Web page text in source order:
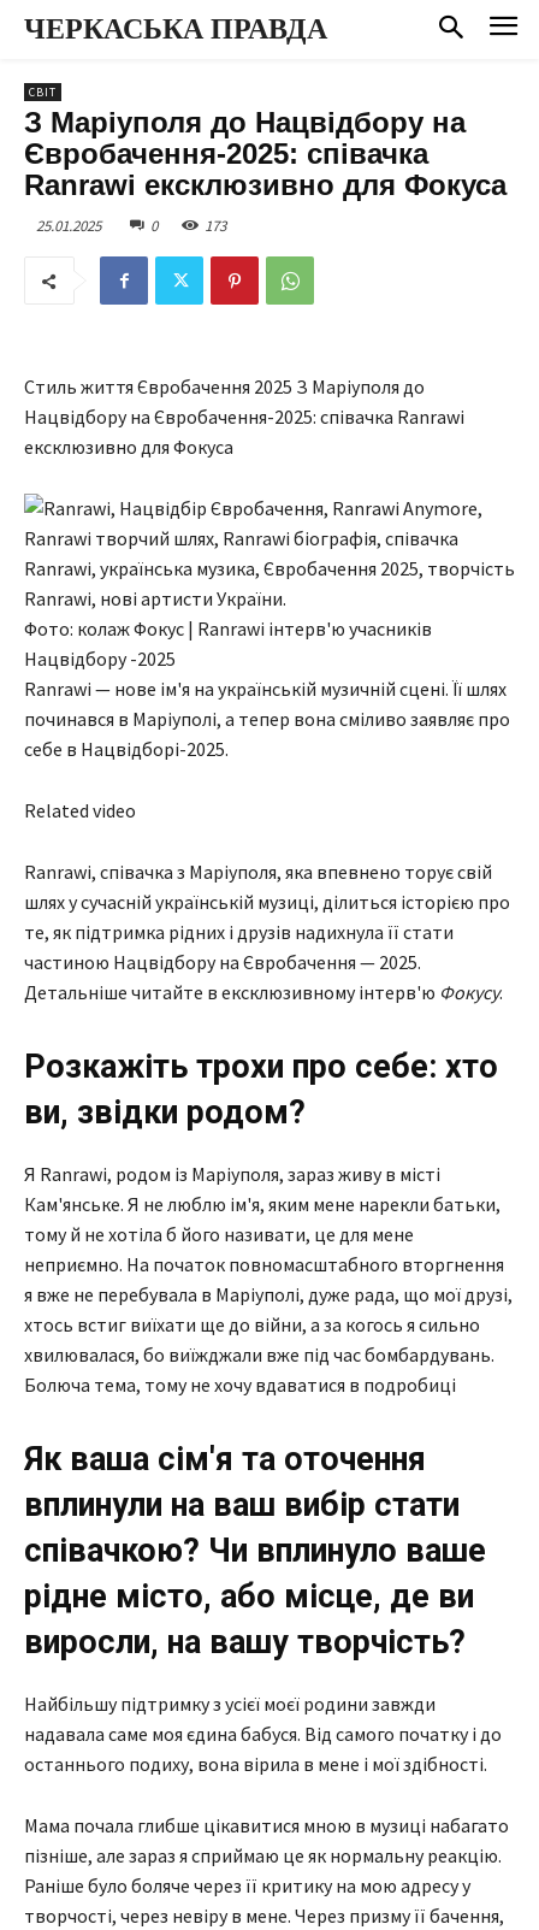
ЧЕРКАСЬКА ПРАВДА
СВІТ
З Маріуполя до Нацвідбору на
Євробачення-2025: співачка
Ranrawi ексклюзивно для Фокуса
25.01.2025 0 173
Стиль життя Євробачення 2025 З Маріуполя до
Нацвідбору на Євробачення-2025: співачка Ranrawi
ексклюзивно для Фокуса
Фото: колаж Фокус | Ranrawi інтерв'ю учасників
Нацвідбору -2025
Ranrawi — нове ім'я на українській музичній сцені. Її шлях
починався в Маріуполі, а тепер вона сміливо заявляє про
себе в Нацвідборі-2025.
Related video
Ranrawi, співачка з Маріуполя, яка впевнено торує свій
шлях у сучасній українській музиці, ділиться історією про
те, як підтримка рідних і друзів надихнула її стати
частиною Нацвідбору на Євробачення — 2025.
Детальніше читайте в ексклюзивному інтерв'ю Фокусу.
Розкажіть трохи про себе: хто
ви, звідки родом?
Я Ranrawi, родом із Маріуполя, зараз живу в місті
Кам'янське. Я не люблю ім'я, яким мене нарекли батьки,
тому й не хотіла б його називати, це для мене
неприємно. На початок повномасштабного вторгнення
я вже не перебувала в Маріуполі, дуже рада, що мої друзі,
хтось встиг виїхати ще до війни, а за когось я сильно
хвилювалася, бо виїжджали вже під час бомбардувань.
Болюча тема, тому не хочу вдаватися в подробиці
Як ваша сім'я та оточення
вплинули на ваш вибір стати
співачкою? Чи вплинуло ваше
рідне місто, або місце, де ви
виросли, на вашу творчість?
Найбільшу підтримку з усієї моєї родини завжди
надавала саме моя єдина бабуся. Від самого початку і до
останнього подиху, вона вірила в мене і мої здібності.
Мама почала глибше цікавитися мною в музиці набагато
пізніше, але зараз я сприймаю це як нормальну реакцію.
Раніше було боляче через її критику на мою адресу у
творчості, через невіру в мене. Через призму її бачення,